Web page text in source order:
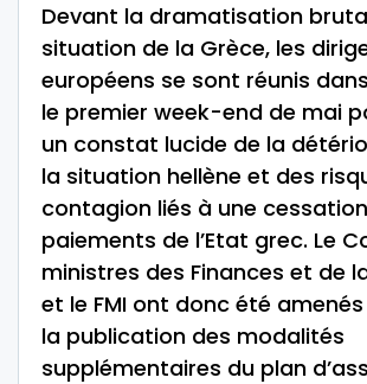
Devant la dramatisation
situation de la Grèce, les
européens se sont réunis
le premier week-end de mai
un constat lucide de la
la situation hellène et des
contagion liés à une
paiements de l’Etat grec. Le
ministres des Finances et de
et le FMI ont donc été
la publication des modalités
supplémentaires du plan